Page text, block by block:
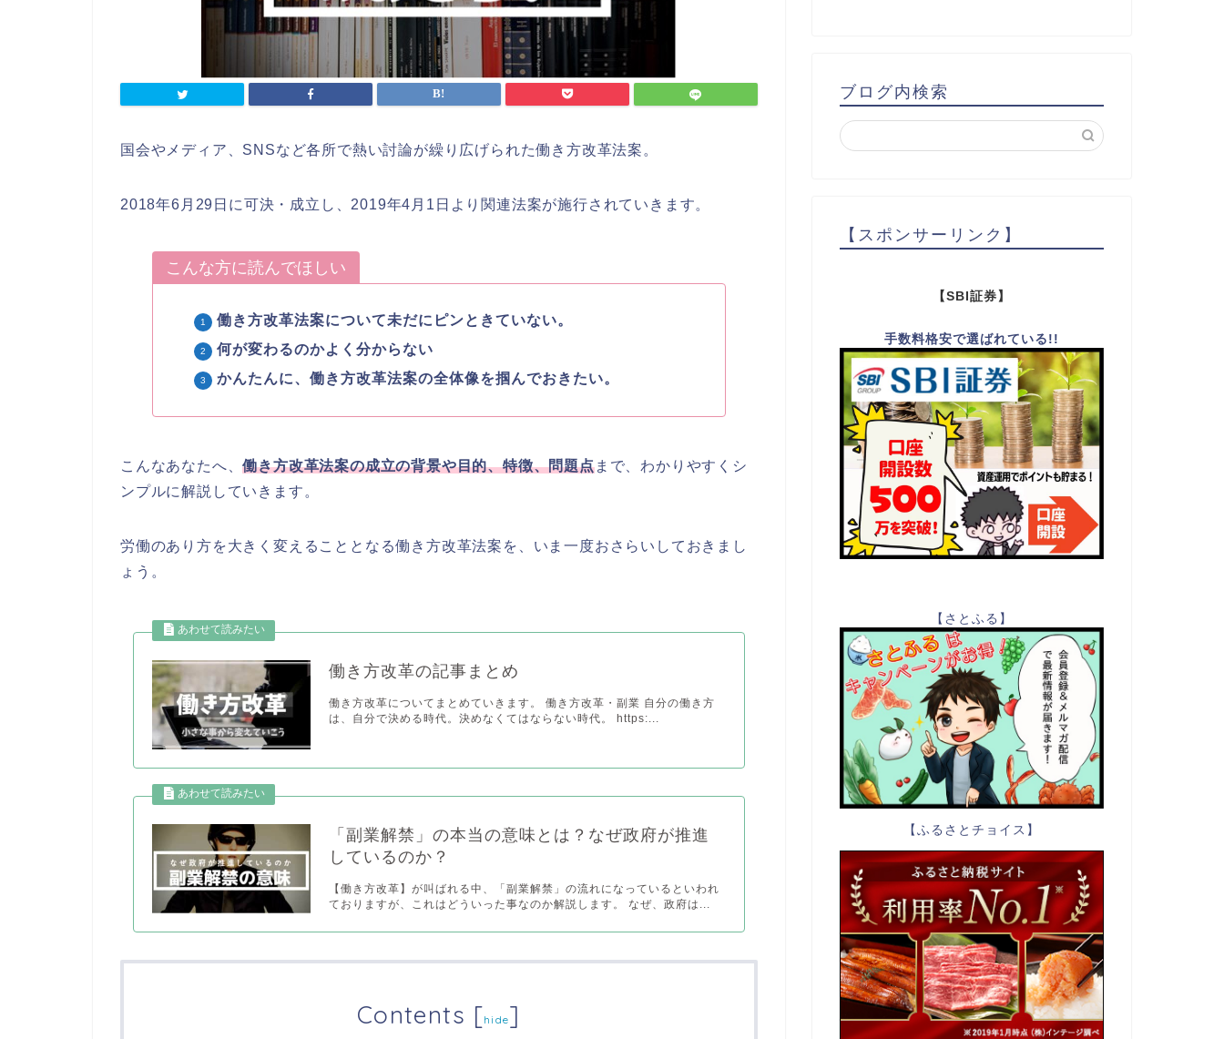
国会やメディア、SNSなど各所で熱い討論が繰り広げられた働き方改革法案。
2018年6月29日に可決・成立し、2019年4月1日より関連法案が施行されていきます。
こんな方に読んでほしい
働き方改革法案について未だにピンときていない。
何が変わるのかよく分からない
かんたんに、働き方改革法案の全体像を掴んでおきたい。
こんなあなたへ、働き方改革法案の成立の背景や目的、特徴、問題点まで、わかりやすくシ
ンプルに解説していきます。
労働のあり方を大きく変えることとなる働き方改革法案を、いま一度おさらいしておきまし
ょう。
働き方改革の記事まとめ
働き方改革についてまとめていきます。 働き方改革・副業 自分の働き方
は、自分で決める時代。決めなくてはならない時代。 https:...
「副業解禁」の本当の意味とは？なぜ政府が推進
しているのか？
【働き方改革】が叫ばれる中、「副業解禁」の流れになっているといわれ
ておりますが、これはどういった事なのか解説します。 なぜ、政府は...
Contents [hide]
ブログ内検索
【スポンサーリンク】
【SBI証券】
手数料格安で選ばれている!!
【さとふる】
【ふるさとチョイス】